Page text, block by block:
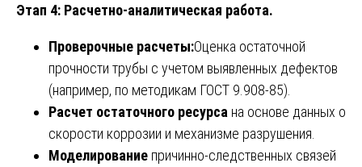
Этап 4: Расчетно-аналитическая работа.
Проверочные расчеты:Оценка остаточной
прочности трубы с учетом выявленных дефектов
(например, по методикам ГОСТ 9.908-85).
Расчет остаточного ресурса на основе данных о
скорости коррозии и механизме разрушения.
Моделирование причинно-следственных связей